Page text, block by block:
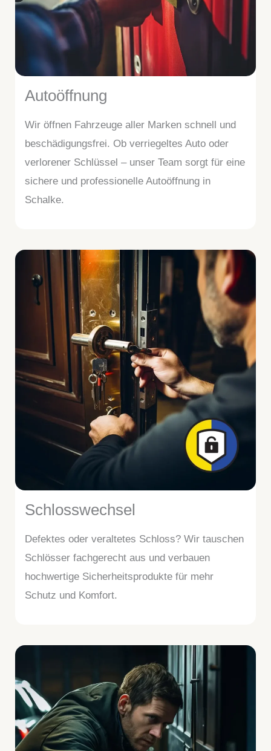
Autoöffnung
Wir öffnen Fahrzeuge aller Marken schnell und
beschädigungsfrei. Ob verriegeltes Auto oder
verlorener Schlüssel – unser Team sorgt für eine
sichere und professionelle Autoöffnung in
Schalke.
Schlosswechsel
Defektes oder veraltetes Schloss? Wir tauschen
Schlösser fachgerecht aus und verbauen
hochwertige Sicherheitsprodukte für mehr
Schutz und Komfort.